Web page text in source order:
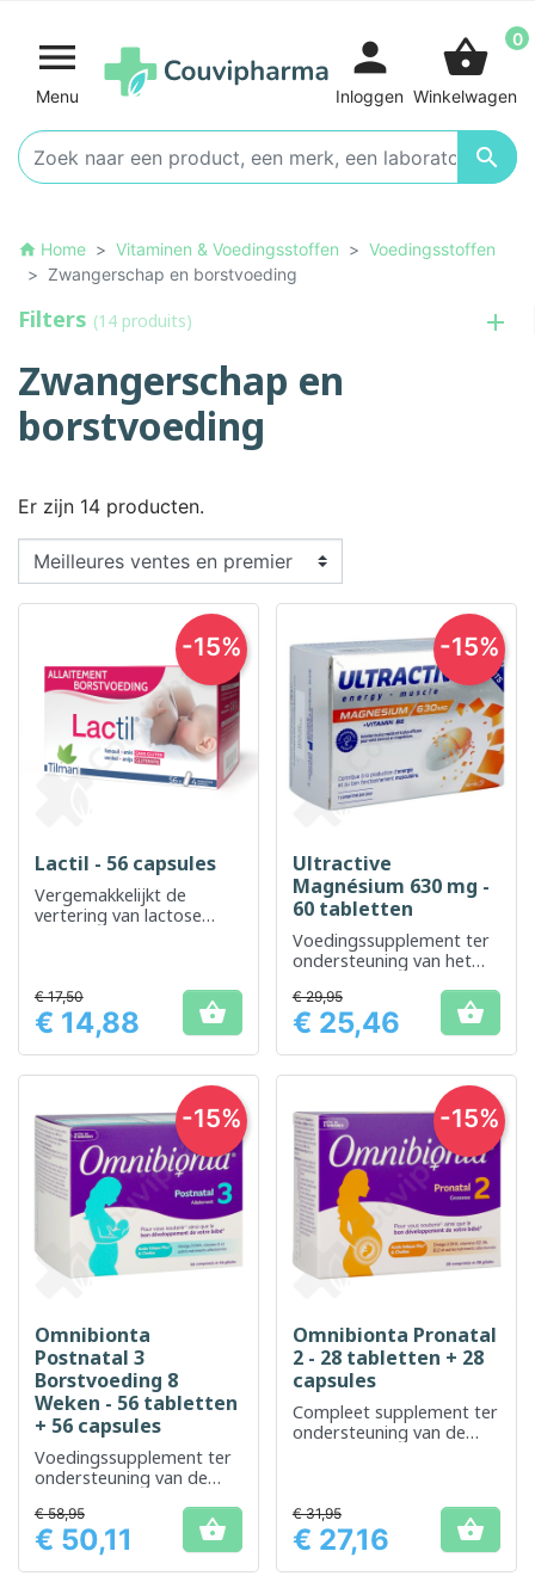

Menu

person
Inloggen
shopping_basket 0
Winkelwagen
home Home Vitaminen & Voedingsstoffen
Voedingsstoffen
Zwangerschap en borstvoeding
Filters (14 produits)
Zwangerschap en
borstvoeding
Er zijn 14 producten.
Lactil - 56 capsules
Vergemakkelijkt de
vertering van lactose
Prijs
€ 17,50
€ 14,88 
-15%
Ultractive
Magnésium 630 mg -
60 tabletten
Voedingssupplement ter
ondersteuning van het
vermoeidheid en ter
ondersteuning van de
normale werking van het
zenuwstelsel
Prijs
€ 29,95
€ 25,46 
-15%
Omnibionta
Postnatal 3
Borstvoeding 8
Weken - 56 tabletten
+ 56 capsules
Voedingssupplement ter
ondersteuning van de
moeders die
borstvoeding geven.
Prijs
€ 58,95
€ 50,11 
-15%
Omnibionta Pronatal
2 - 28 tabletten + 28
capsules
Compleet supplement ter
ondersteuning van de
Prijs
€ 31,95
€ 27,16 
-15%